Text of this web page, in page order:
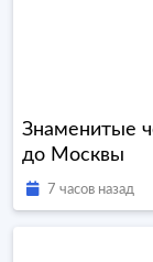
Знаменитые
до Москвы
7 часов назад